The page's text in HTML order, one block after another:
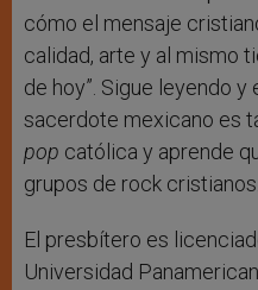
cómo el mensaje
calidad, arte y al mismo
de hoy”. Sigue leyendo y
sacerdote mexicano es
pop católica y aprende
grupos de rock cristianos.
El presbítero es
Universidad